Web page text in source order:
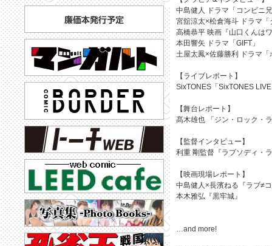
中島健人 ドラマ「コンビニ
宮舘涼太×松倉海斗 ドラマ
高橋恭平 映画『山口くんは
本田響矢 ドラマ「GIFT」
土屋太鳳×佐藤勝利 ドラマ
【ライブレポート】
SixTONES「SixTONES
【舞台レポート】
髙木雄也 「ジン・ロック・
【監督インタビュー】
利重 剛監督『ラプソディ・
【映画現場レポート】
中島健人×長濱ねる『ラブ≠
本木雅弘『黒牢城』
…and more!